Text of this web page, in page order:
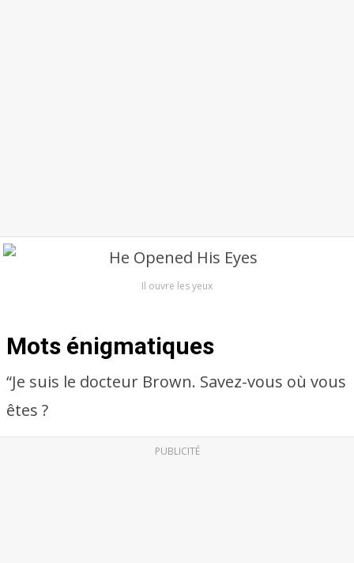
Il ouvre les yeux
Mots énigmatiques
“Je suis le docteur Brown. Savez-vous où vous
êtes ?
PUBLICITÉ